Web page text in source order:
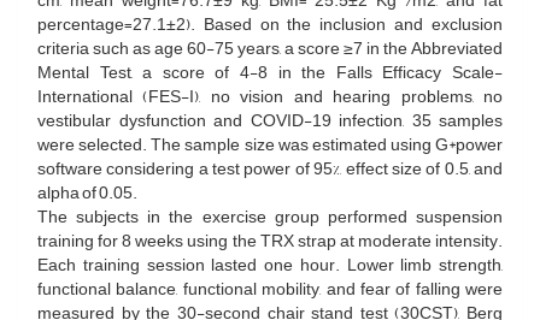
percentage=27.1±2). Based on the inclusion and exclusion
criteria such as age 60-75 years, a score ≥7 in the Abbreviated
Mental Test, a score of 4-8 in the Falls Efficacy Scale-
International (FES-I), no vision and hearing problems, no
vestibular dysfunction and COVID-19 infection, 35 samples
were selected. The sample size was estimated using G*power
software considering a test power of 95%, effect size of 0.5, and
alpha of 0.05.
The subjects in the exercise group performed suspension
training for 8 weeks using the TRX strap at moderate intensity.
Each training session lasted one hour. Lower limb strength,
functional balance, functional mobility, and fear of falling were
measured by the 30-second chair stand test (30CST), Berg